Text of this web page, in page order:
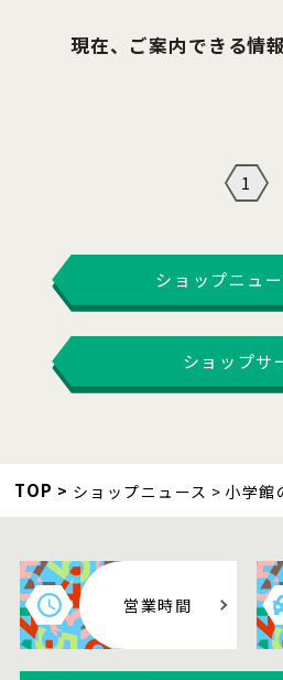
現在、ご案内できる情
1
ショップニュ
ショップサ
TOP ショップニュース 小学館
営業時間